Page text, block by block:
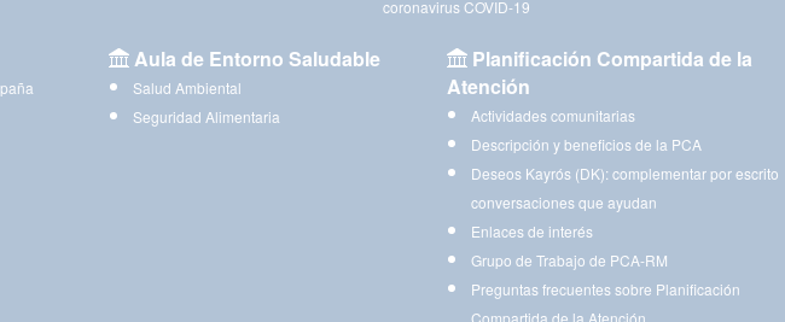
coronavirus COVID-19
Aula de Entorno Saludable
Salud Ambiental
Seguridad Alimentaria
Planificación Compartida de la
Atención
Actividades comunitarias
Descripción y beneficios de la PCA
Deseos Kayrós (DK): complementar por escrito
conversaciones que ayudan
Enlaces de interés
Grupo de Trabajo de PCA-RM
Preguntas frecuentes sobre Planificación
Compartida de la Atención